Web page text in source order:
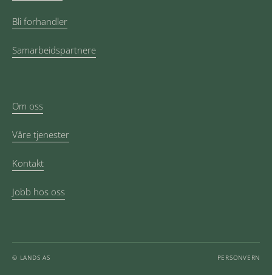
Bli forhandler
Samarbeidspartnere
Om oss
Våre tjenester
Kontakt
Jobb hos oss
© LANDS AS PERSONVERN